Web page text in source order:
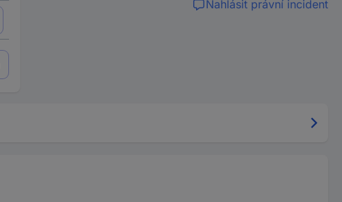
Nahlásit právní incident